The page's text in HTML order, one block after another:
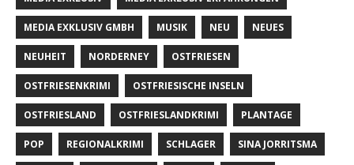
MEDIA EXKLUSIV GMBH MUSIK NEU NEUES
NEUHEIT NORDERNEY OSTFRIESEN
OSTFRIESENKRIMI OSTFRIESISCHE INSELN
OSTFRIESLAND OSTFRIESLANDKRIMI PLANTAGE
POP REGIONALKRIMI SCHLAGER SINA JORRITSMA